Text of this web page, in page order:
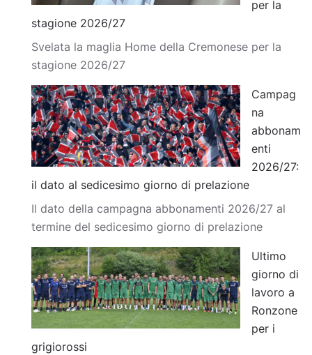
per la
stagione 2026/27
Svelata la maglia Home della Cremonese per la
stagione 2026/27
Campag
na
abbonam
enti
2026/27:
il dato al sedicesimo giorno di prelazione
Il dato della campagna abbonamenti 2026/27 al
termine del sedicesimo giorno di prelazione
Ultimo
giorno di
lavoro a
Ronzone
per i
grigiorossi